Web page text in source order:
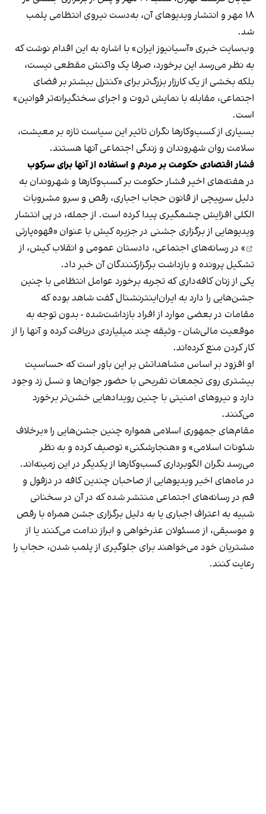
۱۸ مهر و انتشار ویدیوهای آن، به‌دست نیروی انتظامی پلمب
شد.
وب‌سایت خبری «آسیانیوز ایران» با اشاره به این اقدام نوشت که
به نظر می‌رسد این برخورد، صرفا یک واکنش مقطعی نیست،
بلکه بخشی از یک کارزار بزرگ‌تر برای «کنترل بیشتر بر فضای
اجتماعی، مقابله با نمایش ثروت و اجرای سختگیرانه‌تر قوانین»
است.
بسیاری از کسب‌وکارها نگران تاثیر این سیاست‌ تازه بر معیشت،
سلامت روان شهروندان و زندگی اجتماعی آنها هستند.
فشار اقتصادی حکومت بر مردم و استفاده از آنها برای سرکوب
در هفته‌های اخیر فشار حکومت بر کسب‌وکارها و شهروندان به
دلیل سرپیچی از قانون حجاب اجباری، رقص و سرو مشروبات
الکلی افزایش چشمگیری پیدا کرده است. از جمله، در پی انتشار
ویدیوهایی از برگزاری جشنی در جزیره کیش با عنوان «قهوه‌پارتی
» در رسانه‌های اجتماعی، دادستان عمومی و انقلاب کیش، از
تشکیل پرونده و بازداشت برگزارکنندگان آن خبر داد.
یکی از زنان کافه‌داری که تجربه برخورد عوامل انتظامی با چنین
جشن‌هایی را دارد به ایران‌اینترنشنال گفت شاهد بوده که
مقامات در بعضی موارد از افراد بازداشت‌‌شده - بدون توجه به
موقعیت مالی‌شان - وثیقه چند میلیاردی دریافت کرده و آنها را از
کار کردن منع کرده‌اند.
او افزود بر اساس مشاهداتش بر این باور است که حساسیت
بیشتری روی تجمعات تفریحی با حضور جوان‌ها و نسل زد وجود
دارد و نیروهای امنیتی با چنین رویدادهایی خشن‌تر برخورد
می‌کنند.
مقام‌های جمهوری اسلامی همواره چنین جشن‌هایی را «برخلاف
شئونات اسلامی» و «هنجارشکنی» توصیف کرده و به نظر
می‌رسد نگران الگوبرداری کسب‌وکارها از یکدیگر در این زمینه‌اند.
در ماه‌های اخیر ویدیوهایی از صاحبان چندین کافه در دزفول و
قم در رسانه‌های اجتماعی منتشر شده که در آن در سخنانی
شبیه به اعتراف اجباری یا به دلیل برگزاری جشن همراه با رقص
و موسیقی، از مسئولان عذرخواهی و ابراز ندامت می‌کنند یا از
مشتریان خود می‌خواهند برای جلوگیری از پلمب شدن، حجاب را
رعایت کنند.